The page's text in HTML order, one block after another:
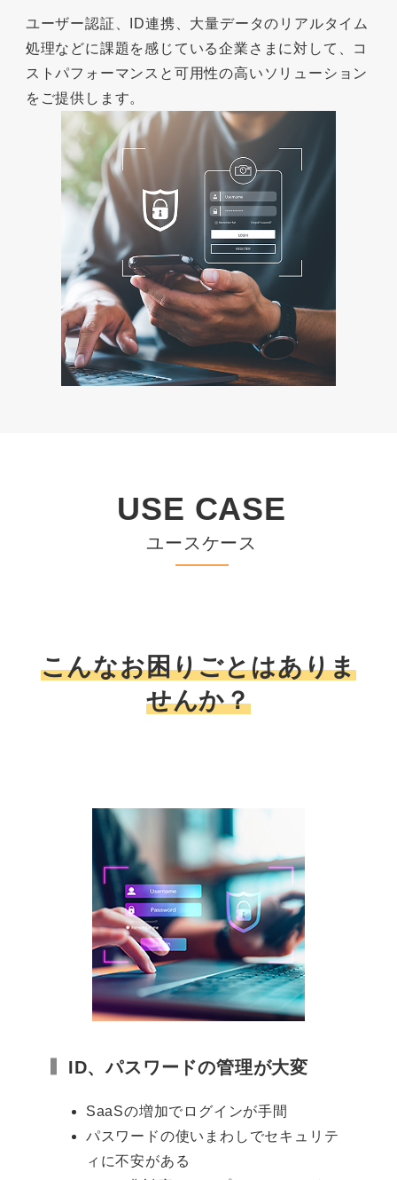
ユーザー認証、ID連携、大量データのリアルタイム
処理などに課題を感じている企業さまに対して、コ
ストパフォーマンスと可用性の高いソリューション
をご提供します。
USE CASE
ユースケース
こんなお困りごとはありま
せんか？
ID、パスワードの管理が大変
SaaSの増加でログインが手間
パスワードの使いまわしでセキュリテ
ィに不安がある